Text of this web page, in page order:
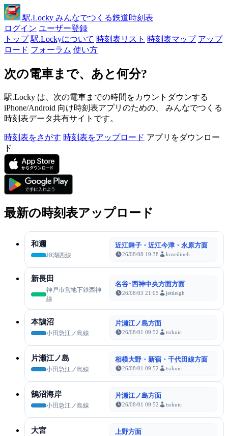
駅.Locky みんなでつくる鉄道時刻表
ログイン ユーザー登録
トップ 駅.Lockyについて 時刻表リスト 時刻表マップ アップ
ロード フォーラム 使い方
次の電車まで、あと何分?
駅.Locky は、次の電車までの時間をカウントダウンする
iPhone/Android 向け時刻表アプリのための、 みんなでつくる
時刻表データ共有サイトです。
時刻表をさがす 時刻表をアップロード アプリをダウンロー
ド
最新の時刻表アップロード
和邇
JR湖西線
近江舞子・近江今津・永原方面
26/08/08 19:38 koseilineb
新長田
神戸市営地下鉄西神
線
名谷･西神中央方面方面
26/08/03 21:05 jettleigh
本鵠沼
小田急江ノ島線
片瀬江ノ島方面
26/08/01 09:52 tsrknic
片瀬江ノ島
小田急江ノ島線
相模大野・新宿・千代田線方面
26/08/01 09:52 tsrknic
鵠沼海岸
小田急江ノ島線
片瀬江ノ島方面
26/08/01 09:52 tsrknic
大宮 上野方面